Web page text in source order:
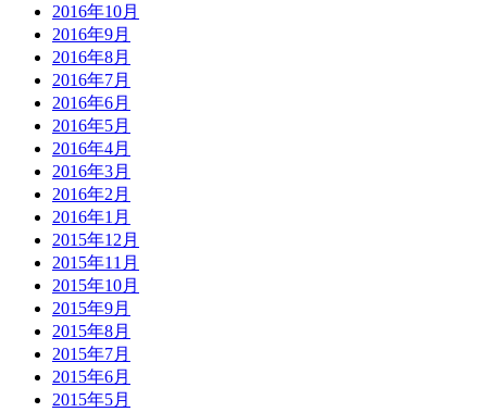
2016年10月
2016年9月
2016年8月
2016年7月
2016年6月
2016年5月
2016年4月
2016年3月
2016年2月
2016年1月
2015年12月
2015年11月
2015年10月
2015年9月
2015年8月
2015年7月
2015年6月
2015年5月